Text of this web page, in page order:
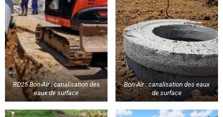
RD25 Bon-Air : canalisation des
eaux de surface
Bon-Air : canalisation des eaux
de surface